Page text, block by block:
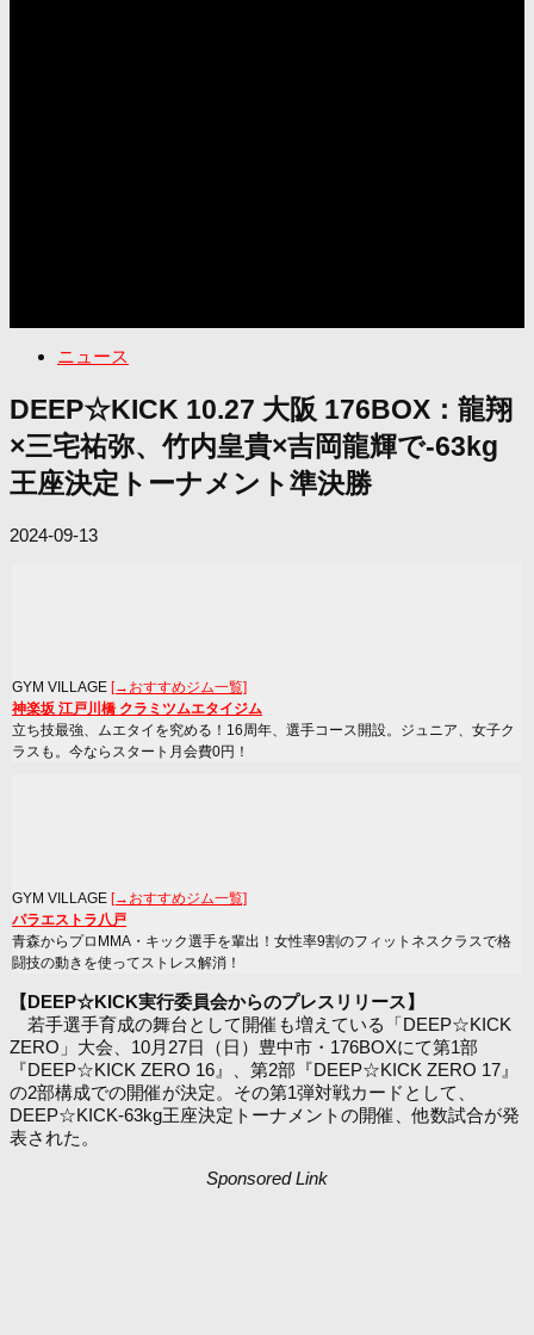
ニュース
DEEP☆KICK 10.27 大阪 176BOX：龍翔
×三宅祐弥、竹内皇貴×吉岡龍輝で-63kg
王座決定トーナメント準決勝
2024-09-13
GYM VILLAGE [→おすすめジム一覧]
神楽坂 江戸川橋 クラミツムエタイジム
立ち技最強、ムエタイを究める！16周年、選手コース開設。ジュニア、女子ク
ラスも。今ならスタート月会費0円！
GYM VILLAGE [→おすすめジム一覧]
パラエストラ八戸
青森からプロMMA・キック選手を輩出！女性率9割のフィットネスクラスで格
闘技の動きを使ってストレス解消！
【DEEP☆KICK実行委員会からのプレスリリース】
若手選手育成の舞台として開催も増えている「DEEP☆KICK
ZERO」大会、10月27日（日）豊中市・176BOXにて第1部
『DEEP☆KICK ZERO 16』、第2部『DEEP☆KICK ZERO 17』
の2部構成での開催が決定。その第1弾対戦カードとして、
DEEP☆KICK-63kg王座決定トーナメントの開催、他数試合が発
表された。
Sponsored Link